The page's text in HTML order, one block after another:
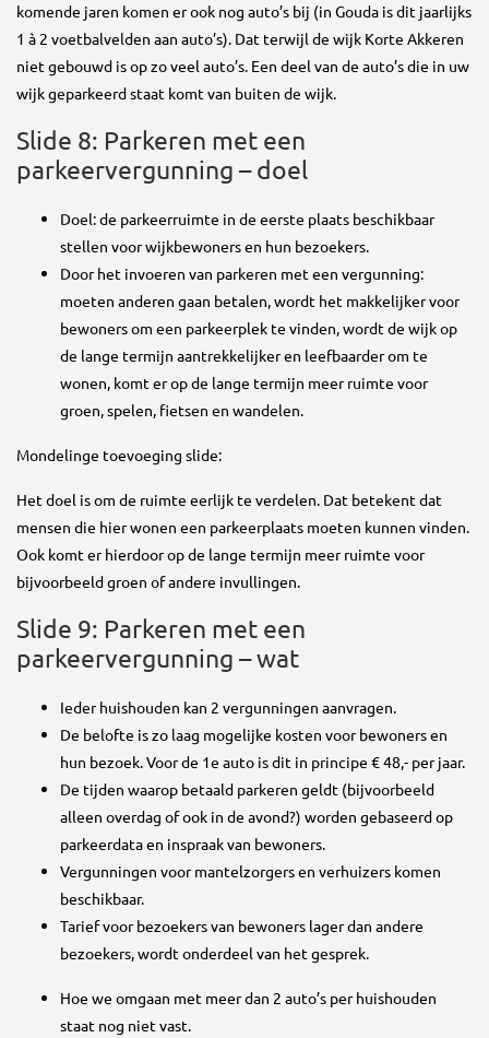
komende jaren komen er ook nog auto’s bij (in Gouda is dit jaarlijks
1 à 2 voetbalvelden aan auto’s). Dat terwijl de wijk Korte Akkeren
niet gebouwd is op zo veel auto’s. Een deel van de auto’s die in uw
wijk geparkeerd staat komt van buiten de wijk.
Slide 8: Parkeren met een
parkeervergunning – doel
Doel: de parkeerruimte in de eerste plaats beschikbaar
stellen voor wijkbewoners en hun bezoekers.
Door het invoeren van parkeren met een vergunning:
moeten anderen gaan betalen, wordt het makkelijker voor
bewoners om een parkeerplek te vinden, wordt de wijk op
de lange termijn aantrekkelijker en leefbaarder om te
wonen, komt er op de lange termijn meer ruimte voor
groen, spelen, fietsen en wandelen.
Mondelinge toevoeging slide:
Het doel is om de ruimte eerlijk te verdelen. Dat betekent dat
mensen die hier wonen een parkeerplaats moeten kunnen vinden.
Ook komt er hierdoor op de lange termijn meer ruimte voor
bijvoorbeeld groen of andere invullingen.
Slide 9: Parkeren met een
parkeervergunning – wat
Ieder huishouden kan 2 vergunningen aanvragen.
De belofte is zo laag mogelijke kosten voor bewoners en
hun bezoek. Voor de 1e auto is dit in principe € 48,- per jaar.
De tijden waarop betaald parkeren geldt (bijvoorbeeld
alleen overdag of ook in de avond?) worden gebaseerd op
parkeerdata en inspraak van bewoners.
Vergunningen voor mantelzorgers en verhuizers komen
beschikbaar.
Tarief voor bezoekers van bewoners lager dan andere
bezoekers, wordt onderdeel van het gesprek.
Hoe we omgaan met meer dan 2 auto’s per huishouden
staat nog niet vast.